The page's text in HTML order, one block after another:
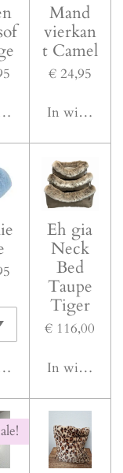
Mand
vierkan
t Camel
€ 24,95
In
Eh gia
Neck
Bed
Taupe
Tiger
€ 116,00
In